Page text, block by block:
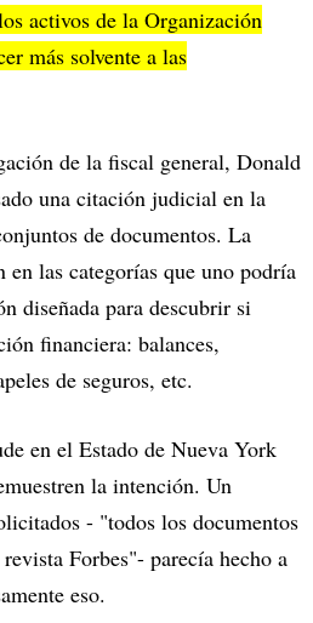
activos de la Organización
más solvente a las
de la fiscal general, Donald
una citación judicial en la
de documentos. La
en las categorías que uno podría
diseñada para descubrir si
financiera: balances,
de seguros, etc.
en el Estado de Nueva York
la intención. Un
- "todos los documentos
Forbes"- parecía hecho a
eso.